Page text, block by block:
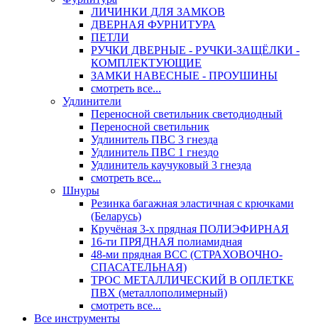
ЛИЧИНКИ ДЛЯ ЗАМКОВ
ДВЕРНАЯ ФУРНИТУРА
ПЕТЛИ
РУЧКИ ДВЕРНЫЕ - РУЧКИ-ЗАЩЁЛКИ -
КОМПЛЕКТУЮЩИЕ
ЗАМКИ НАВЕСНЫЕ - ПРОУШИНЫ
смотреть все...
Удлинители
Переносной светильник светодиодный
Переносной светильник
Удлинитель ПВС 3 гнезда
Удлинитель ПВС 1 гнездо
Удлинитель каучуковый 3 гнезда
смотреть все...
Шнуры
Резинка багажная эластичная с крючками
(Беларусь)
Кручёная 3-х прядная ПОЛИЭФИРНАЯ
16-ти ПРЯДНАЯ полиамидная
48-ми прядная ВСС (СТРАХОВОЧНО-
СПАСАТЕЛЬНАЯ)
ТРОС МЕТАЛЛИЧЕСКИЙ В ОПЛЕТКЕ
ПВХ (металлополимерный)
смотреть все...
Все инструменты